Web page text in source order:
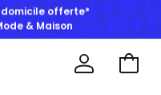
dès 2 articles*
Aller